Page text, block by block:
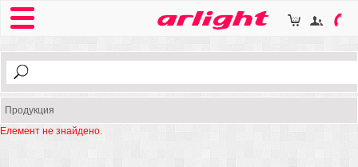
Продукция
Елемент не знайдено.